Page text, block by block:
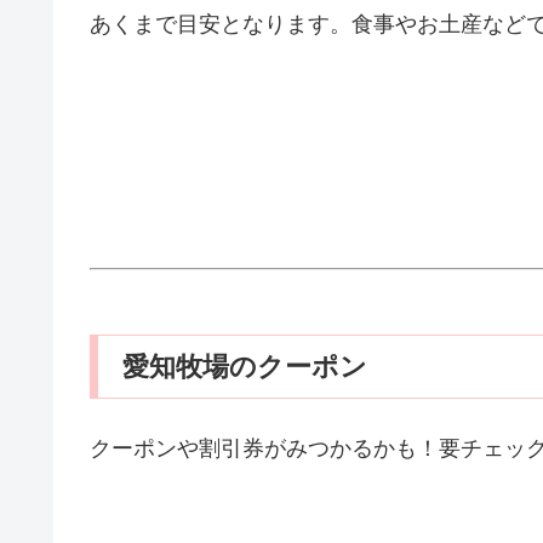
あくまで目安となります。食事やお土産など
愛知牧場のクーポン
クーポンや割引券がみつかるかも！要チェック